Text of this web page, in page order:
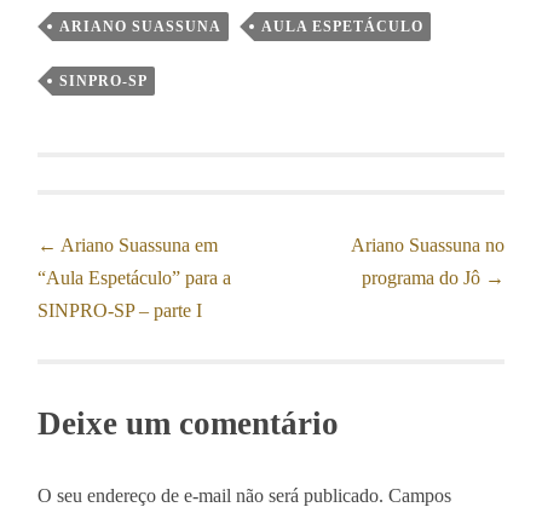
ARIANO SUASSUNA AULA ESPETÁCULO
SINPRO-SP
Post
navigation
← Ariano Suassuna em
“Aula Espetáculo” para a
SINPRO-SP – parte I
Ariano Suassuna no
programa do Jô →
Deixe um comentário
O seu endereço de e-mail não será publicado. Campos